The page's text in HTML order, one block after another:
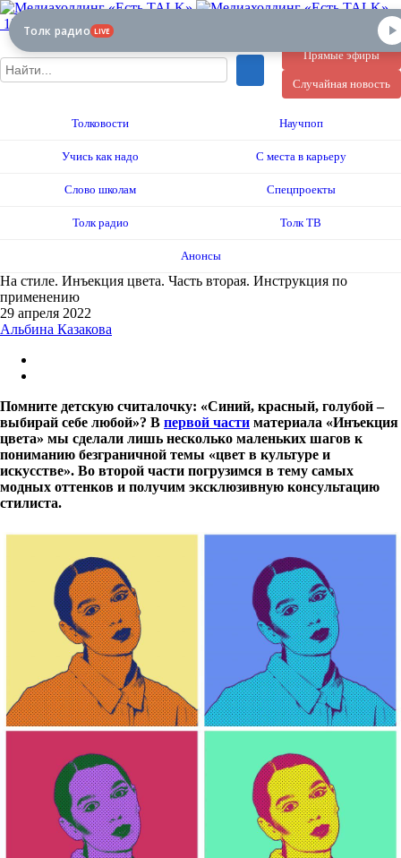
12+
Прямые эфиры
Случайная новость
Толковости Научпоп
Учись как надо С места в карьеру
Слово школам Спецпроекты
Толк радио Толк ТВ
Анонсы
На стиле. Инъекция цвета. Часть вторая. Инструкция по
применению
29 апреля 2022
Альбина Казакова
Помните детскую считалочку: «Синий, красный, голубой –
выбирай себе любой»? В первой части материала «Инъекция
цвета» мы сделали лишь несколько маленьких шагов к
пониманию безграничной темы «цвет в культуре и
искусстве». Во второй части погрузимся в тему самых
модных оттенков и получим эксклюзивную консультацию
стилиста.
Толк радио LIVE